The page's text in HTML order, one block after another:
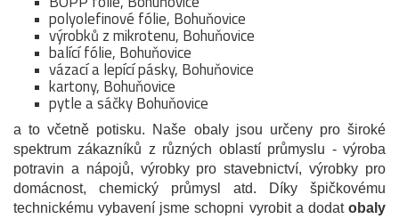
polyolefinové fólie, Bohuňovice
výrobků z mikrotenu, Bohuňovice
balící fólie, Bohuňovice
vázací a lepící pásky, Bohuňovice
kartony, Bohuňovice
pytle a sáčky Bohuňovice
a to včetně potisku. Naše obaly jsou určeny pro široké
spektrum zákazníků z různých oblastí průmyslu - výroba
potravin a nápojů, výrobky pro stavebnictví, výrobky pro
domácnost, chemický průmysl atd. Díky špičkovému
technickému vybavení jsme schopni vyrobit a dodat obaly